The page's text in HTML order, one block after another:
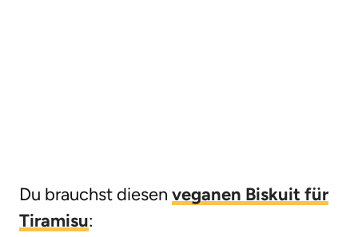
Du brauchst diesen veganen Biskuit für
Tiramisu: